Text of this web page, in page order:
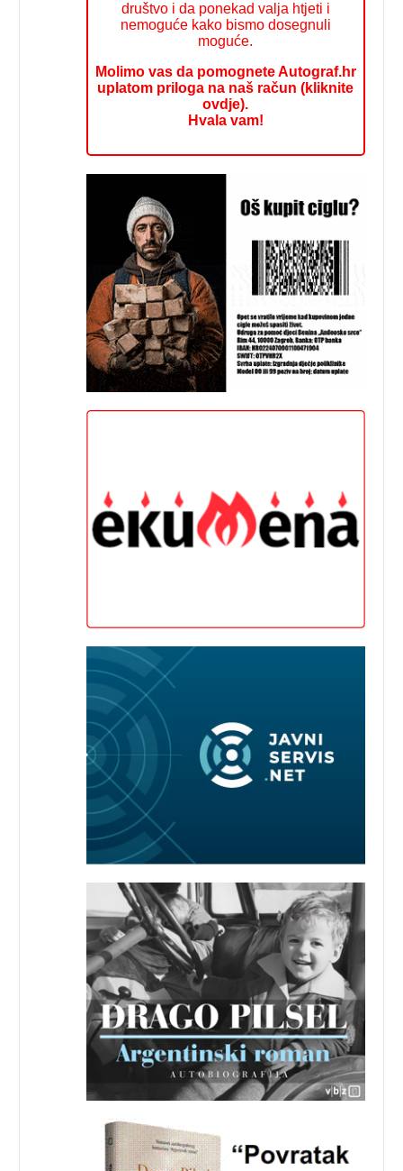
društvo i da ponekad valja htjeti i
nemoguće kako bismo dosegnuli
moguće.
Molimo vas da pomognete Autograf.hr
uplatom priloga na naš račun (kliknite
ovdje).
Hvala vam!